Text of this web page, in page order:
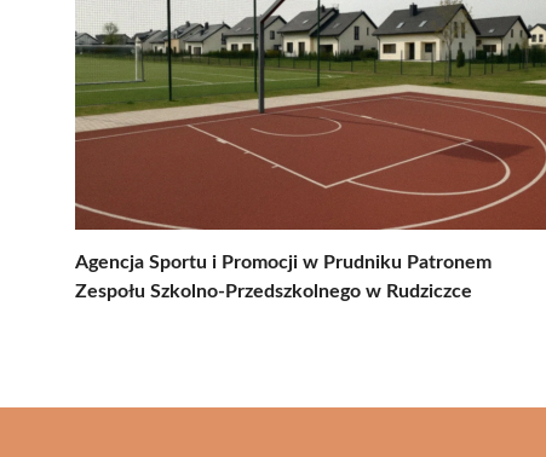
Agencja Sportu i Promocji w Prudniku Patronem
Zespołu Szkolno-Przedszkolnego w Rudziczce